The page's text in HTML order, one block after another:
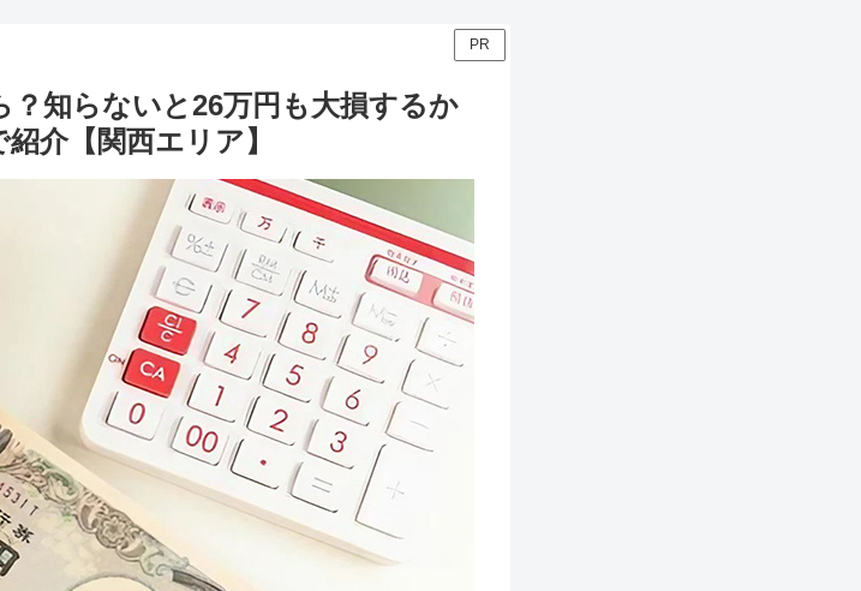
PR
？知らないと26万円も大損するか
介【関西エリア】